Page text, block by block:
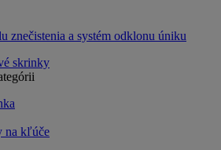
znečistenia a systém odklonu úniku
skrinky
na kľúče